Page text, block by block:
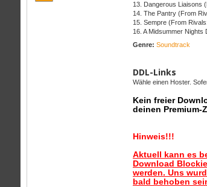
13. Dangerous Liaisons
14. The Pantry (From
15. Sempre (From
16. A Midsummer
Genre: Soundtrack
DDL-Links
Wähle einen Hoster.
Kein freier
deinen Premium-
Hinweis!!!
Aktuell kann es
Download
werden. Uns
bald behoben